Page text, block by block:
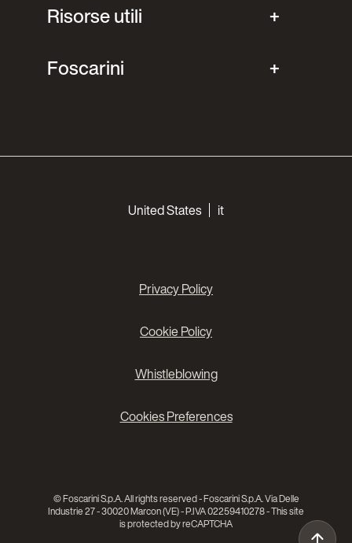
Risorse utili
Foscarini
United States it
Privacy Policy
Cookie Policy
Whistleblowing
Cookies Preferences
© Foscarini S.p.A. All rights reserved - Foscarini S.p.A. Via Delle
Industrie 27 - 30020 Marcon (VE) - P.IVA 02259410278 - This site
is protected by reCAPTCHA